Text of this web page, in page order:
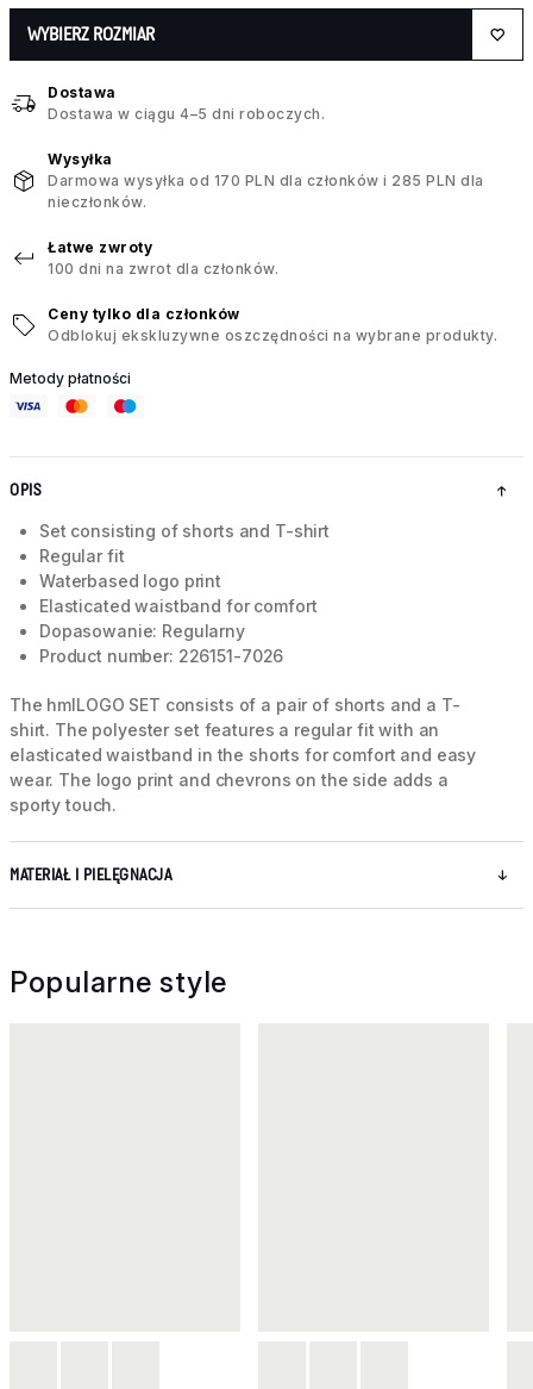
WYBIERZ ROZMIAR
Dostawa
Dostawa w ciągu 4–5 dni roboczych.
Wysyłka
Darmowa wysyłka od 170 PLN dla członków i 285 PLN dla
nieczłonków.
Łatwe zwroty
100 dni na zwrot dla członków.
Ceny tylko dla członków
Odblokuj ekskluzywne oszczędności na wybrane produkty.
Metody płatności
OPIS
Set consisting of shorts and T-shirt
Regular fit
Waterbased logo print
Elasticated waistband for comfort
Dopasowanie: Regularny
Product number: 226151-7026
The hmlLOGO SET consists of a pair of shorts and a T-
shirt. The polyester set features a regular fit with an
elasticated waistband in the shorts for comfort and easy
wear. The logo print and chevrons on the side adds a
sporty touch.
MATERIAŁ I PIELĘGNACJA
Popularne style